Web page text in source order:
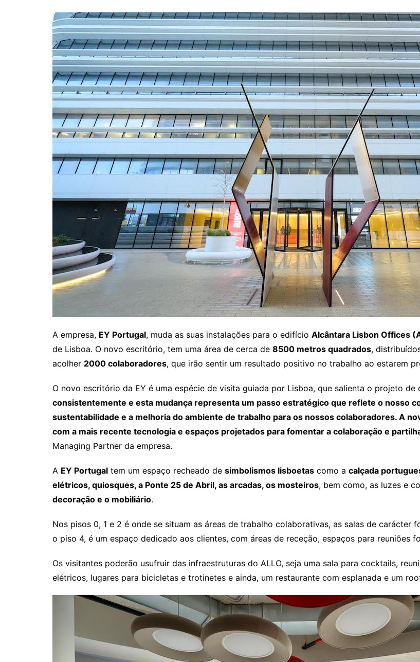
Crónicas
Edições
A empresa, EY Portugal, muda as suas instalações para o edifício Alcântara Lisbon Offices
de Lisboa. O novo escritório, tem uma área de cerca de 8500 metros quadrados,
acolher 2000 colaboradores, que irão sentir um resultado positivo no trabalho ao estarem
O novo escritório da EY é uma espécie de visita guiada por Lisboa, que salienta o projeto de
consistentemente e esta mudança representa um passo estratégico que reflete o nosso
sustentabilidade e a melhoria do ambiente de trabalho para os nossos colaboradores. A
com a mais recente tecnologia e espaços projetados para fomentar a colaboração e
Managing Partner da empresa.
A EY Portugal tem um espaço recheado de simbolismos lisboetas como a calçada
elétricos, quiosques, a Ponte 25 de Abril, as arcadas, os mosteiros, bem como, as luzes e
decoração e o mobiliário.
Nos pisos 0, 1 e 2 é onde se situam as áreas de trabalho colaborativas, as salas de carácter
o piso 4, é um espaço dedicado aos clientes, com áreas de receção, espaços para reuniões
Os visitantes poderão usufruir das infraestruturas do ALLO, seja uma sala para cocktails,
elétricos, lugares para bicicletas e trotinetes e ainda, um restaurante com esplanada e um